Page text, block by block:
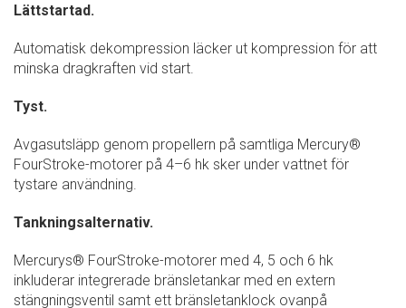
Lättstartad.
Automatisk dekompression läcker ut kompression för att
minska dragkraften vid start.
Tyst.
Avgasutsläpp genom propellern på samtliga Mercury®
FourStroke-motorer på 4–6 hk sker under vattnet för
tystare användning.
Tankningsalternativ.
Mercurys® FourStroke-motorer med 4, 5 och 6 hk
inkluderar integrerade bränsletankar med en extern
stängningsventil samt ett bränsletanklock ovanpå